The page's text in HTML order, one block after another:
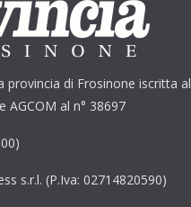
provincia di Frosinone iscritta al
AGCOM al n° 38697
s.r.l. (P.Iva: 02714820590)